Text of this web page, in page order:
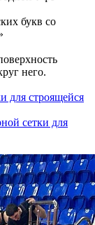
букв со
него.
сетки для